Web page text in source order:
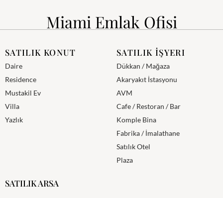
Miami Emlak Ofisi
SATILIK KONUT
Daire
Residence
Mustakil Ev
Villa
Yazlık
SATILIK İŞYERI
Dükkan / Mağaza
Akaryakıt İstasyonu
AVM
Cafe / Restoran / Bar
Komple Bina
Fabrika / İmalathane
Satılık Otel
Plaza
SATILIK ARSA